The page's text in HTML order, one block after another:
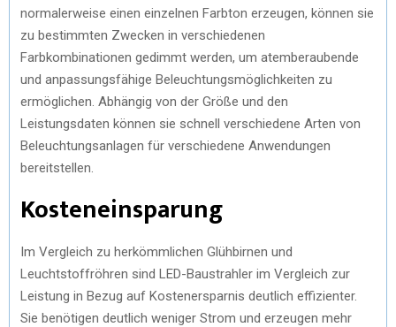
normalerweise einen einzelnen Farbton erzeugen, können sie
zu bestimmten Zwecken in verschiedenen
Farbkombinationen gedimmt werden, um atemberaubende
und anpassungsfähige Beleuchtungsmöglichkeiten zu
ermöglichen. Abhängig von der Größe und den
Leistungsdaten können sie schnell verschiedene Arten von
Beleuchtungsanlagen für verschiedene Anwendungen
bereitstellen.
Kosteneinsparung
Im Vergleich zu herkömmlichen Glühbirnen und
Leuchtstoffröhren sind LED-Baustrahler im Vergleich zur
Leistung in Bezug auf Kostenersparnis deutlich effizienter.
Sie benötigen deutlich weniger Strom und erzeugen mehr